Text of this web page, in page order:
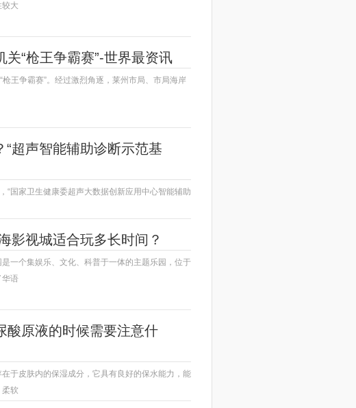
大
“枪王争霸赛”-世界最资讯
王争霸赛”。经过激烈角逐，莱州市局、市局海岸
超声智能辅助诊断示范基
“国家卫生健康委超声大数据创新应用中心智能辅助
影视城适合玩多长时间？
一个集娱乐、文化、科普于一体的主题乐园，位于
华语
酸原液的时候需要注意什
于皮肤内的保湿成分，它具有良好的保水能力，能
软